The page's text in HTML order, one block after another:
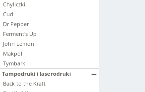
Chyliczki
Cud
Dr Pepper
Ferment's Up
John Lemon
Makpol
Tymbark
Tampodruki i laserodruki
Back to the Kraft